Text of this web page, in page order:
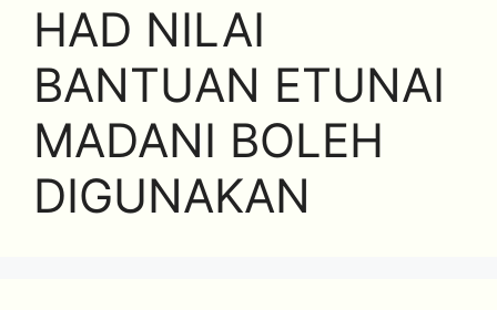
HAD NILAI
BANTUAN ETUNAI
MADANI BOLEH
DIGUNAKAN